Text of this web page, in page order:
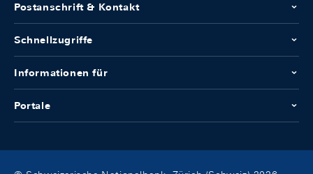
Postanschrift & Kontakt
Schnellzugriffe
Informationen für
Portale